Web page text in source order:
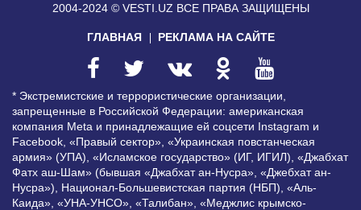
2004-2024 © VESTI.UZ ВСЕ ПРАВА ЗАЩИЩЕНЫ
ГЛАВНАЯ РЕКЛАМА НА САЙТЕ
* Экстремистские и террористические организации,
запрещенные в Российской Федерации: американская
компания Meta и принадлежащие ей соцсети Instagram и
Facebook, «Правый сектор», «Украинская повстанческая
армия» (УПА), «Исламское государство» (ИГ, ИГИЛ), «Джабхат
Фатх аш-Шам» (бывшая «Джабхат ан-Нусра», «Джебхат ан-
Нусра»), Национал-Большевистская партия (НБП), «Аль-
Каида», «УНА-УНСО», «Талибан», «Меджлис крымско-